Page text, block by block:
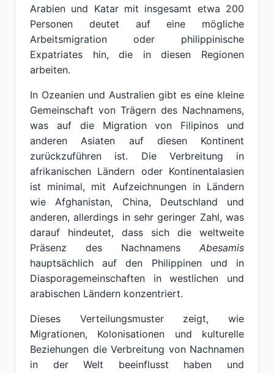
Arabien und Katar mit insgesamt etwa 200
Personen deutet auf eine mögliche
Arbeitsmigration oder philippinische
Expatriates hin, die in diesen Regionen
arbeiten.
In Ozeanien und Australien gibt es eine kleine
Gemeinschaft von Trägern des Nachnamens,
was auf die Migration von Filipinos und
anderen Asiaten auf diesen Kontinent
zurückzuführen ist. Die Verbreitung in
afrikanischen Ländern oder Kontinentalasien
ist minimal, mit Aufzeichnungen in Ländern
wie Afghanistan, China, Deutschland und
anderen, allerdings in sehr geringer Zahl, was
darauf hindeutet, dass sich die weltweite
Präsenz des Nachnamens Abesamis
hauptsächlich auf den Philippinen und in
Diasporagemeinschaften in westlichen und
arabischen Ländern konzentriert.
Dieses Verteilungsmuster zeigt, wie
Migrationen, Kolonisationen und kulturelle
Beziehungen die Verbreitung von Nachnamen
in der Welt beeinflusst haben und